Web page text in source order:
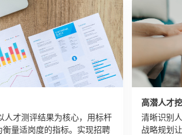
人才测评结果为核心，用标杆
量适岗度的指标。实现招聘
高潜人才
清晰识别
战略规划